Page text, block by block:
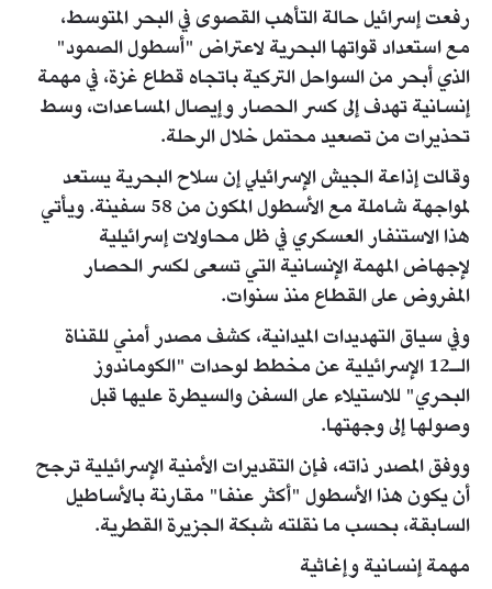
رفعت إسرائيل حالة التأهب القصوى في البحر المتوسط،
مع استعداد قواتها البحرية لاعتراض "أسطول الصمود"
الذي أبحر من السواحل التركية باتجاه قطاع غزة، في مهمة
إنسانية تهدف إلى كسر الحصار وإيصال المساعدات، وسط
تحذيرات من تصعيد محتمل خلال الرحلة.
وقالت إذاعة الجيش الإسرائيلي إن سلاح البحرية يستعد
لمواجهة شاملة مع الأسطول المكون من 58 سفينة. ويأتي
هذا الاستنفار العسكري في ظل محاولات إسرائيلية
لإجهاض المهمة الإنسانية التي تسعى لكسر الحصار
المفروض على القطاع منذ سنوات.
وفي سياق التهديدات الميدانية، كشف مصدر أمني للقناة
الـ12 الإسرائيلية عن مخطط لوحدات "الكوماندوز
البحري" للاستيلاء على السفن والسيطرة عليها قبل
وصولها إلى وجهتها.
ووفق المصدر ذاته، فإن التقديرات الأمنية الإسرائيلية ترجح
أن يكون هذا الأسطول "أكثر عنفا" مقارنة بالأساطيل
السابقة، بحسب ما نقلته شبكة الجزيرة القطرية.
مهمة إنسانية وإغاثية